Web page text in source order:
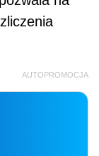
AUTOPROMOCJA